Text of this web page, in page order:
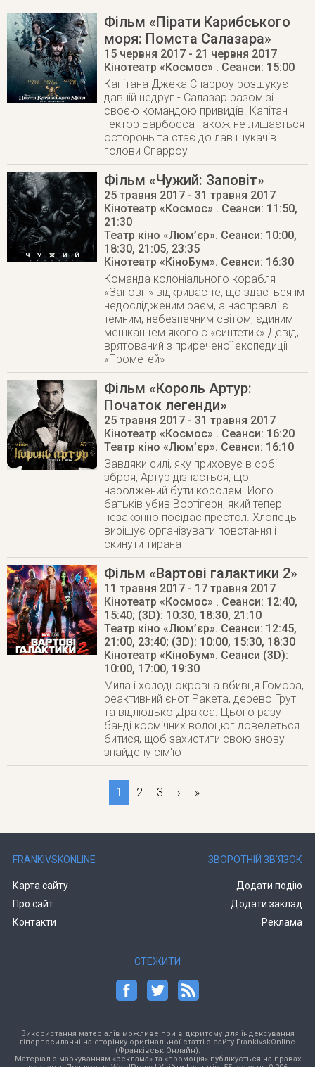
Фільм «Пірати Карибського
моря: Помста Салазара»
15 червня 2017 - 21 червня 2017
Кінотеатр «Космос» . Cеанси: 15:00
Капітана Джека Спарроу розшукує
давній недруг - Салазар разом зі
своєю командою привидів. Капітан
Гектор Барбосса також не лишається
осторонь та стає до лав шукачів
голови Спарроу
Фільм «Чужий: Заповіт»
25 травня 2017 - 31 травня 2017
Кінотеатр «Космос» . Сеанси: 11:50,
21:30
Театр кіно «Люм’єр». Сеанси: 10:00,
18:30, 21:05, 23:35
Кінотеатр «КіноБум». Сеанси: 16:30
Команда колоніального корабля
«Заповіт» відкриває те, що здається їм
недослідженим раєм, а насправді є
темним, небезпечним світом, єдиним
мешканцем якого є «синтетик» Девід,
врятований з приреченої експедиції
«Прометей»
Фільм «Король Артур:
Початок легенди»
25 травня 2017 - 31 травня 2017
Кінотеатр «Космос» . Cеанси: 16:20
Театр кіно «Люм’єр». Cеанси: 16:10
Завдяки силі, яку приховує в собі
зброя, Артур дізнається, що
народжений бути королем. Його
батьків убив Вортігерн, який тепер
незаконно посідає престол. Хлопець
вирішує організувати повстання і
скинути тирана
Фільм «Вартові галактики 2»
11 травня 2017 - 17 травня 2017
Кінотеатр «Космос» . Сеанси: 12:40,
15:40; (3D): 10:30, 18:30, 21:10
Театр кіно «Люм’єр». Сеанси: 12:45,
21:00, 23:40; (3D): 10:00, 15:30, 18:30
Кінотеатр «КіноБум». Сеанси (3D):
10:00, 17:00, 19:30
Мила і холоднокровна вбивця Гомора,
реактивний єнот Ракета, дерево Грут
та відлюдько Дракса. Цього разу
банді космічних волоцюг доведеться
битися, щоб захистити свою знову
знайдену сім'ю
1 2 3 › »
FRANKIVSKONLINE
Карта сайту
Про сайт
Контакти
ЗВОРОТНІЙ ЗВ’ЯЗОК
Додати подію
Додати заклад
Реклама
СТЕЖИТИ
Використання матеріалів можливе при відкритому для індексування
гіперпосиланні на сторінку оригінальної статті з сайту FrankivskOnline
(Франківськ Онлайн).
Матеріал з маркуванням «реклама» та «промоція» публікується на правах